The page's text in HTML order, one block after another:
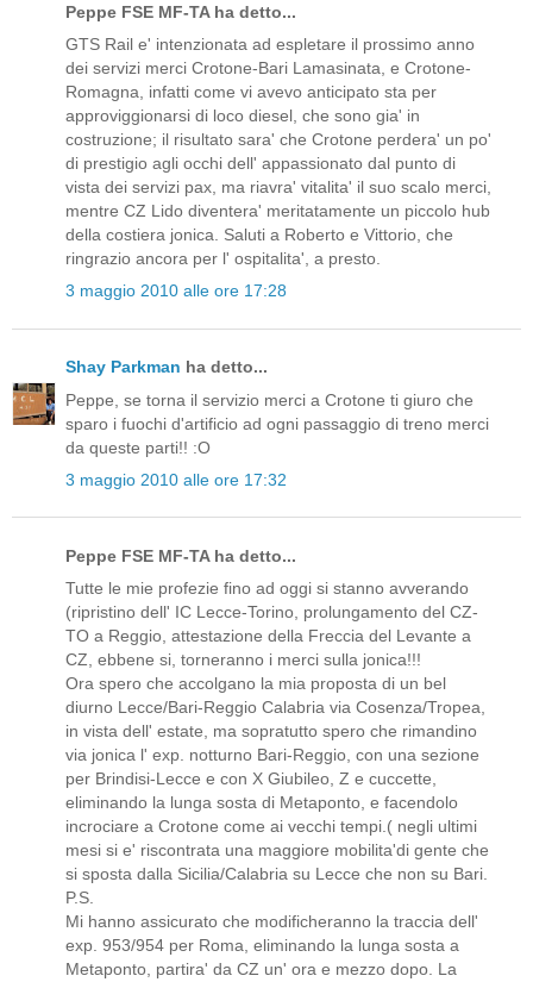
Peppe FSE MF-TA ha detto...
GTS Rail e' intenzionata ad espletare il prossimo anno
dei servizi merci Crotone-Bari Lamasinata, e Crotone-
Romagna, infatti come vi avevo anticipato sta per
approviggionarsi di loco diesel, che sono gia' in
costruzione; il risultato sara' che Crotone perdera' un po'
di prestigio agli occhi dell' appassionato dal punto di
vista dei servizi pax, ma riavra' vitalita' il suo scalo merci,
mentre CZ Lido diventera' meritatamente un piccolo hub
della costiera jonica. Saluti a Roberto e Vittorio, che
ringrazio ancora per l' ospitalita', a presto.
3 maggio 2010 alle ore 17:28
Shay Parkman ha detto...
Peppe, se torna il servizio merci a Crotone ti giuro che
sparo i fuochi d'artificio ad ogni passaggio di treno merci
da queste parti!! :O
3 maggio 2010 alle ore 17:32
Peppe FSE MF-TA ha detto...
Tutte le mie profezie fino ad oggi si stanno avverando
(ripristino dell' IC Lecce-Torino, prolungamento del CZ-
TO a Reggio, attestazione della Freccia del Levante a
CZ, ebbene si, torneranno i merci sulla jonica!!!
Ora spero che accolgano la mia proposta di un bel
diurno Lecce/Bari-Reggio Calabria via Cosenza/Tropea,
in vista dell' estate, ma sopratutto spero che rimandino
via jonica l' exp. notturno Bari-Reggio, con una sezione
per Brindisi-Lecce e con X Giubileo, Z e cuccette,
eliminando la lunga sosta di Metaponto, e facendolo
incrociare a Crotone come ai vecchi tempi.( negli ultimi
mesi si e' riscontrata una maggiore mobilita'di gente che
si sposta dalla Sicilia/Calabria su Lecce che non su Bari.
P.S.
Mi hanno assicurato che modificheranno la traccia dell'
exp. 953/954 per Roma, eliminando la lunga sosta a
Metaponto, partira' da CZ un' ora e mezzo dopo. La